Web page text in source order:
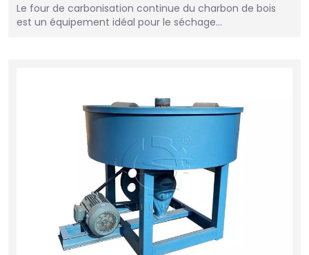
Le four de carbonisation continue du charbon de bois
est un équipement idéal pour le séchage…